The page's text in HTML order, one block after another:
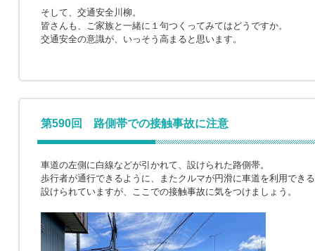
そして、交通安全川柳。
皆さんも、ご家族と一緒に１句つくってみてはどうですか。
交通安全の意識が、いっそう高まると思います。
第590回 路側帯での接触事故に注意
車道の左側に白線などが引かれて、設けられた路側帯。
歩行者が通行できるように、またクルマが円滑に車道を利用でき
設けられていますが、ここでの接触事故に気をつけましょう。